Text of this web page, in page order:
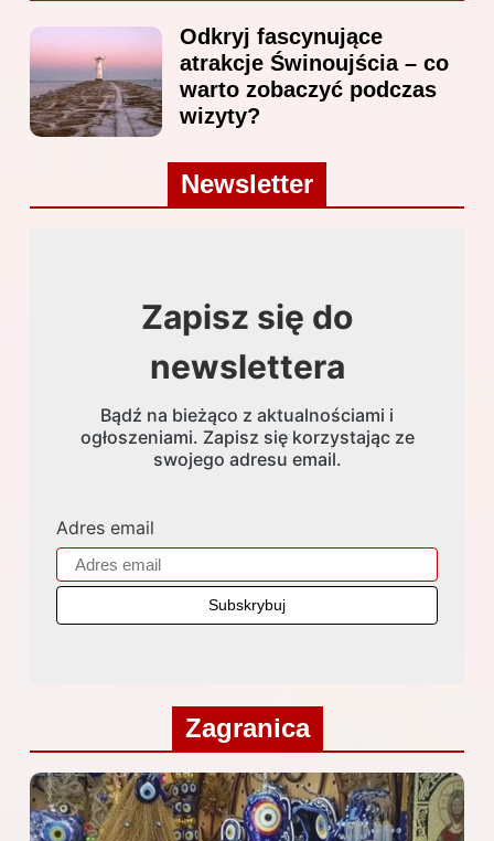
Odkryj fascynujące
atrakcje Świnoujścia – co
warto zobaczyć podczas
wizyty?
Newsletter
Zapisz się do
newslettera
Bądź na bieżąco z aktualnościami i
ogłoszeniami. Zapisz się korzystając ze
swojego adresu email.
Adres email
Zagranica